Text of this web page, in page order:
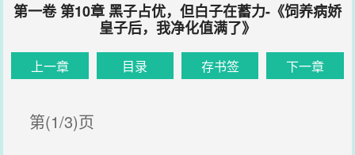
第一卷 第10章 黑子占优，但白子在蓄力-《饲养病娇
皇子后，我净化值满了》
上一章 目录 存书签 下一章
第(1/3)页